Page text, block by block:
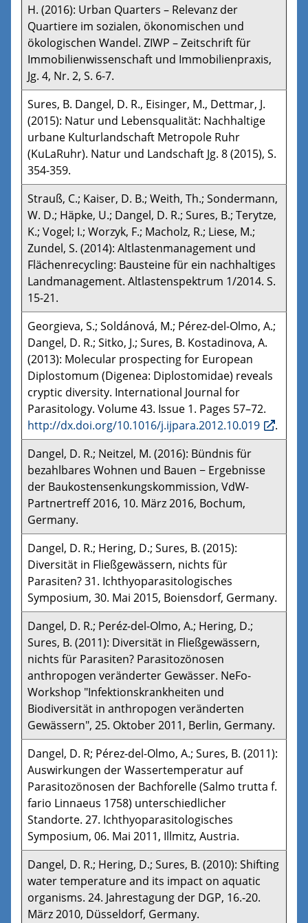
H. (2016): Urban Quarters – Relevanz der
Quartiere im sozialen, ökonomischen und
ökologischen Wandel. ZIWP – Zeitschrift für
Immobilienwissenschaft und Immobilienpraxis,
Jg. 4, Nr. 2, S. 6-7.
Sures, B. Dangel, D. R., Eisinger, M., Dettmar, J.
(2015): Natur und Lebensqualität: Nachhaltige
urbane Kulturlandschaft Metropole Ruhr
(KuLaRuhr). Natur und Landschaft Jg. 8 (2015), S.
354-359.
Strauß, C.; Kaiser, D. B.; Weith, Th.; Sondermann,
W. D.; Häpke, U.; Dangel, D. R.; Sures, B.; Terytze,
K.; Vogel; I.; Worzyk, F.; Macholz, R.; Liese, M.;
Zundel, S. (2014): Altlastenmanagement und
Flächenrecycling: Bausteine für ein nachhaltiges
Landmanagement. Altlastenspektrum 1/2014. S.
15-21.
Georgieva, S.; Soldánová, M.; Pérez-del-Olmo, A.;
Dangel, D. R.; Sitko, J.; Sures, B. Kostadinova, A.
(2013): Molecular prospecting for European
Diplostomum (Digenea: Diplostomidae) reveals
cryptic diversity. International Journal for
Parasitology. Volume 43. Issue 1. Pages 57–72.
http://dx.doi.org/10.1016/j.ijpara.2012.10.019
.
Dangel, D. R.; Neitzel, M. (2016): Bündnis für
bezahlbares Wohnen und Bauen − Ergebnisse
der Baukostensenkungskommission, VdW-
Partnertreff 2016, 10. März 2016, Bochum,
Germany.
Dangel, D. R.; Hering, D.; Sures, B. (2015):
Diversität in Fließgewässern, nichts für
Parasiten? 31. Ichthyoparasitologisches
Symposium, 30. Mai 2015, Boiensdorf, Germany.
Dangel, D. R.; Peréz-del-Olmo, A.; Hering, D.;
Sures, B. (2011): Diversität in Fließgewässern,
nichts für Parasiten? Parasitozönosen
anthropogen veränderter Gewässer. NeFo-
Workshop "Infektionskrankheiten und
Biodiversität in anthropogen veränderten
Gewässern", 25. Oktober 2011, Berlin, Germany.
Dangel, D. R; Pérez-del-Olmo, A.; Sures, B. (2011):
Auswirkungen der Wassertemperatur auf
Parasitozönosen der Bachforelle (Salmo trutta f.
fario Linnaeus 1758) unterschiedlicher
Standorte. 27. Ichthyoparasitologisches
Symposium, 06. Mai 2011, Illmitz, Austria.
Dangel, D. R.; Hering, D.; Sures, B. (2010): Shifting
water temperature and its impact on aquatic
organisms. 24. Jahrestagung der DGP, 16.-20.
März 2010, Düsseldorf, Germany.